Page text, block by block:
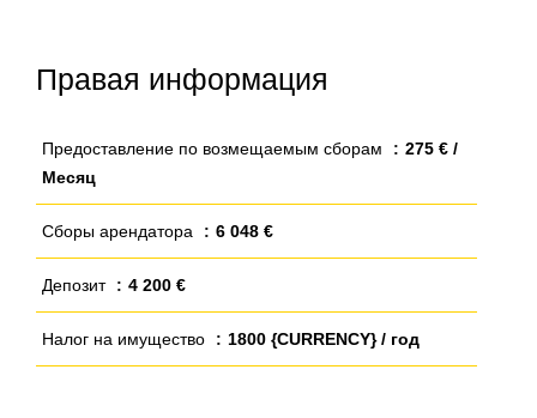
Правая информация
Предоставление по возмещаемым сборам
275 € /
Месяц
Сборы арендатора 6 048 €
Депозит 4 200 €
Налог на имущество 1800 {CURRENCY} / год